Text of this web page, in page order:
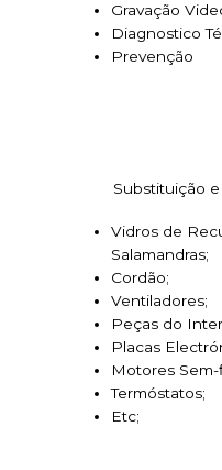
Gravação
Diagnostico
Prevenção
Substituição
Vidros de
Salamandras;
Cordão;
Ventiladores;
Peças do
Placas
Motores Sem-
Termóstatos;
Etc;